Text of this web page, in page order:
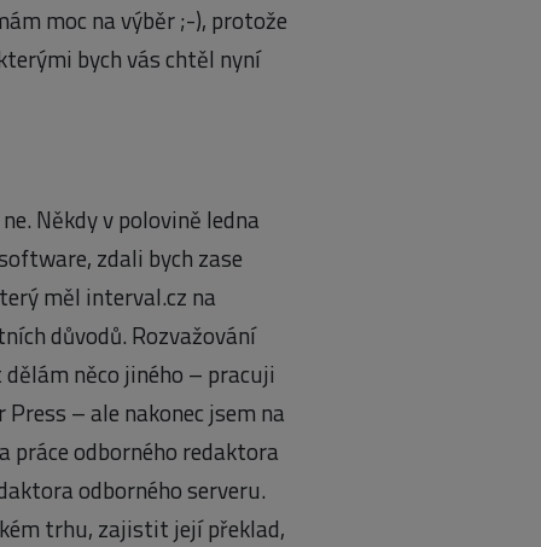
moc na výběr ;-), protože
bych vás chtěl nyní
Někdy v polovině ledna
zdali bych zase
měl interval.cz na
důvodů. Rozvažování
něco jiného – pracuji
– ale nakonec jsem na
práce odborného redaktora
odborného serveru.
trhu, zajistit její překlad,